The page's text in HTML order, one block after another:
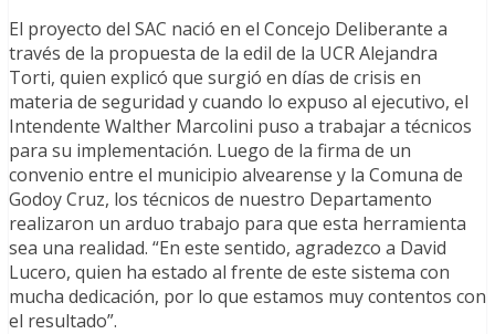
El proyecto del SAC nació en el Concejo Deliberante a
través de la propuesta de la edil de la UCR Alejandra
Torti, quien explicó que surgió en días de crisis en
materia de seguridad y cuando lo expuso al ejecutivo, el
Intendente Walther Marcolini puso a trabajar a técnicos
para su implementación. Luego de la firma de un
convenio entre el municipio alvearense y la Comuna de
Godoy Cruz, los técnicos de nuestro Departamento
realizaron un arduo trabajo para que esta herramienta
sea una realidad. “En este sentido, agradezco a David
Lucero, quien ha estado al frente de este sistema con
mucha dedicación, por lo que estamos muy contentos con
el resultado”.